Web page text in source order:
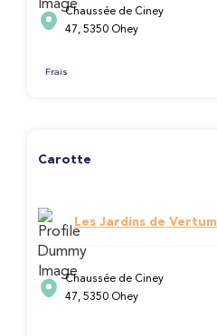
Chaussée de Ciney
47, 5350 Ohey
Frais
Carotte
Les Jardins de
Chaussée de Ciney
47, 5350 Ohey